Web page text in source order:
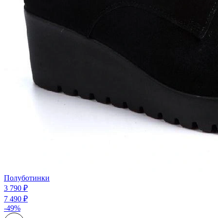
Полуботинки
3 790 ₽
7 490 ₽
-49%